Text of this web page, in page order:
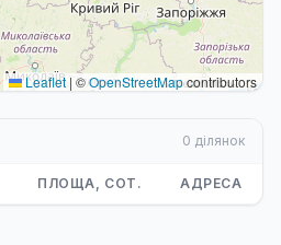
Leaflet | ©OpenStreetMapcontributors
0 ділянок
ПЛОЩА, СОТ. АДРЕСА